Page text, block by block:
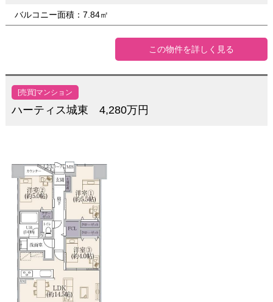
バルコニー面積：7.84㎡
この物件を詳しく見る
[売買]マンション
ハーティス城東 4,280万円